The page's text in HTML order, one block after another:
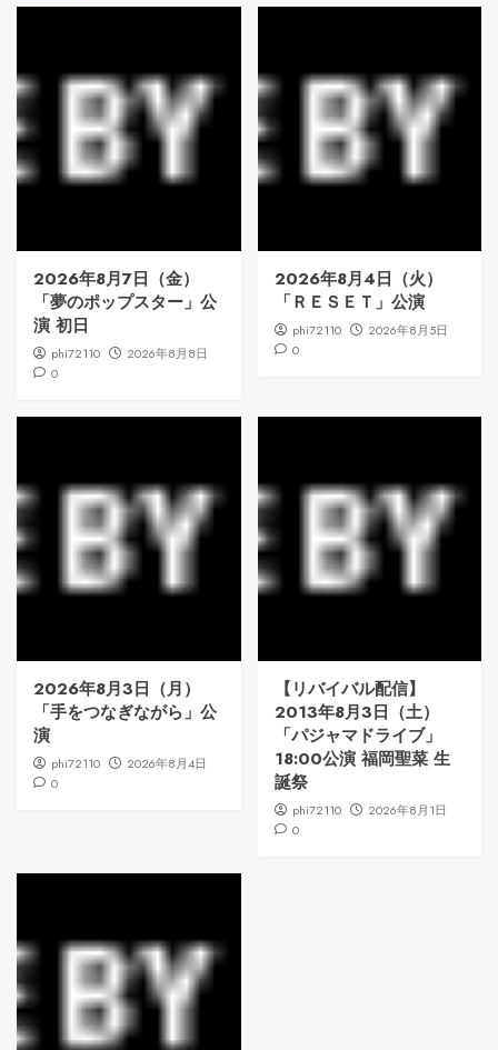
2026年8月7日（金）
「夢のポップスター」公
演 初日
phi72110
2026年8月8日
0
2026年8月4日（火）
「ＲＥＳＥＴ」公演
phi72110
2026年8月5日
0
2026年8月3日（月）
「手をつなぎながら」公
演
phi72110
2026年8月4日
0
【リバイバル配信】
2013年8月3日（土）
「パジャマドライブ」
18:00公演 福岡聖菜 生
誕祭
phi72110
2026年8月1日
0